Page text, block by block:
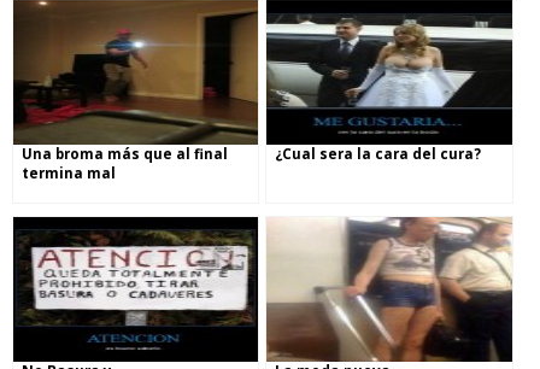
Una broma más que al final
termina mal
¿Cual sera la cara del cura?